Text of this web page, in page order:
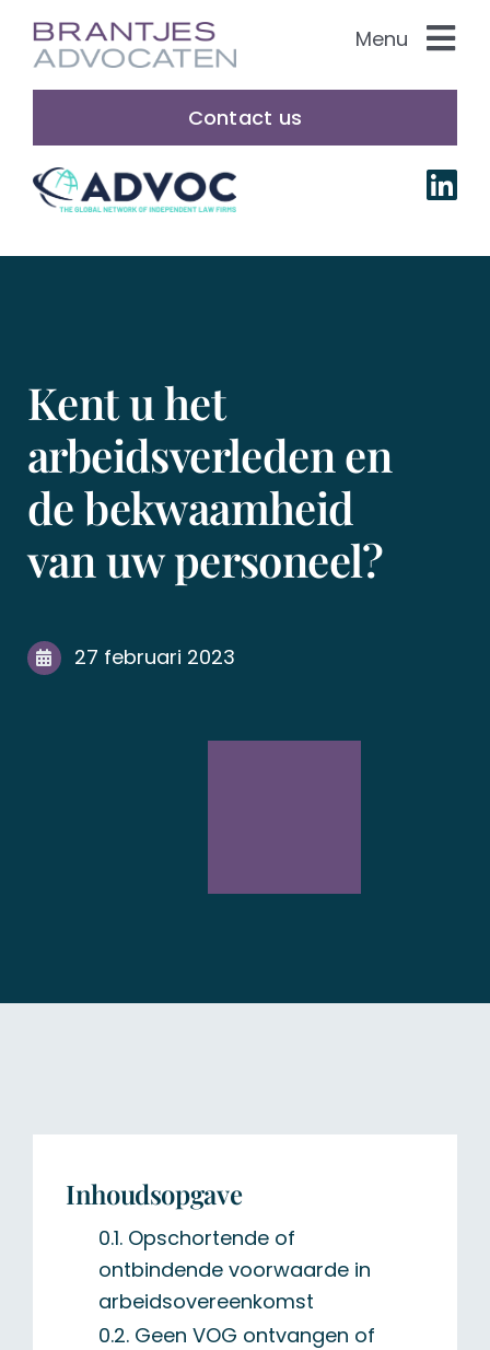
naar
Menu
Rechtsgebieden
Over ons
English
Contact us
Kent u het
arbeidsverleden en
de bekwaamheid
van uw personeel?
27 februari 2023
Inhoudsopgave
Opschortende of
ontbindende voorwaarde in
arbeidsovereenkomst
Geen VOG ontvangen of